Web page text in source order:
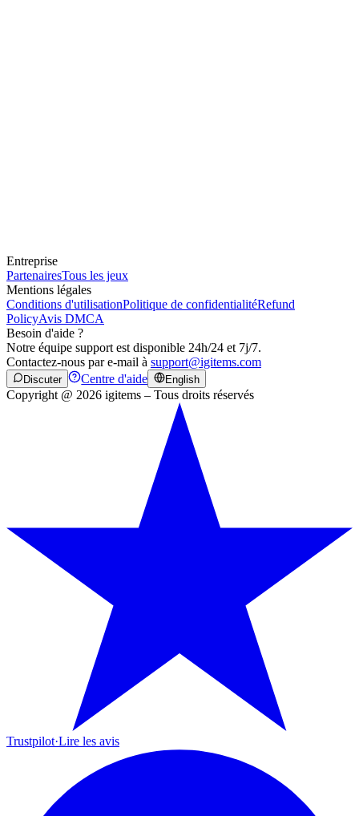
Entreprise
PartenairesTous les jeux
Mentions légales
Conditions d'utilisationPolitique de confidentialitéRefund
PolicyAvis DMCA
Besoin d'aide ?
Notre équipe support est disponible 24h/24 et 7j/7.
Contactez-nous par e-mail à support@igitems.com
Discuter Centre d'aide English
Copyright @ 2026 igitems – Tous droits réservés
Trustpilot·Lire les avis